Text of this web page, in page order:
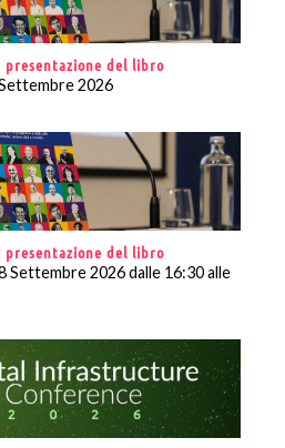
presentazione del libro
2026
presentazione del libro
Settembre 2026 dalle 16:30 alle